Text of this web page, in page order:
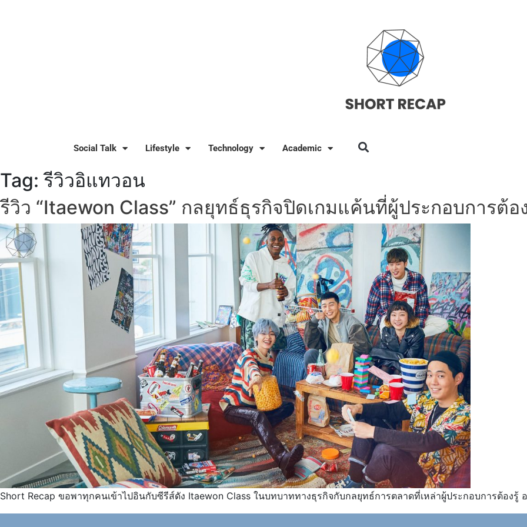
Social Talk Lifestyle Technology Academic
Tag:รีวิวอิแทวอน
รีวิว “Itaewon Class” กลยุทธ์ธุรกิจปิดเกมแค้นที่ผู้ประกอบการต้อ
Short Recap ขอพาทุกคนเข้าไปอินกับซีรีส์ดัง Itaewon Class ในบทบาททางธุรกิจกับกลยุทธ์การตลาดที่เหล่าผู้ประกอบการต้องรู้